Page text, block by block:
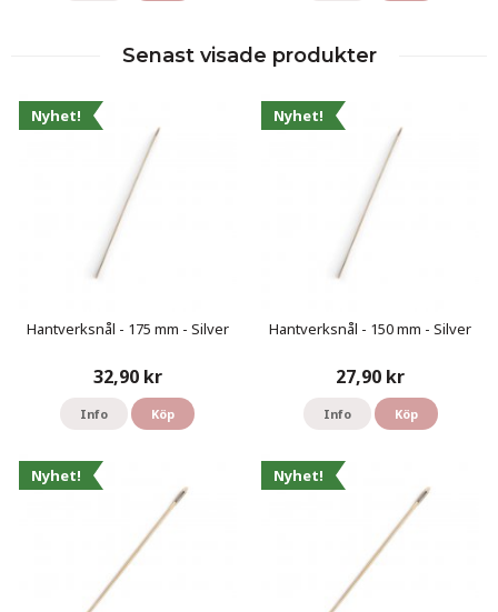
Senast visade produkter
Nyhet!
Hantverksnål - 175 mm - Silver
32,90 kr
Info Köp
Nyhet!
Hantverksnål - 150 mm - Silver
27,90 kr
Info Köp
Nyhet! Nyhet!